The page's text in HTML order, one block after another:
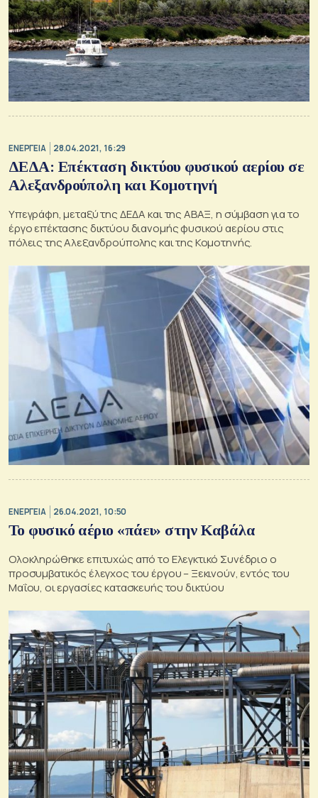
ΕΝΕΡΓΕΙΑ 28.04.2021, 16:29
ΔΕΔΑ: Επέκταση δικτύου φυσικού αερίου σε
Αλεξανδρούπολη και Κομοτηνή
Υπεγράφη, μεταξύ της ΔΕΔΑ και της ΑΒΑΞ, η σύμβαση για το
έργο επέκτασης δικτύου διανομής φυσικού αερίου στις
πόλεις της Αλεξανδρούπολης και της Κομοτηνής.
ΕΝΕΡΓΕΙΑ 26.04.2021, 10:50
Το φυσικό αέριο «πάει» στην Καβάλα
Ολοκληρώθηκε επιτυχώς από το Ελεγκτικό Συνέδριο ο
προσυμβατικός έλεγχος του έργου – Ξεκινούν, εντός του
Μαΐου, οι εργασίες κατασκευής του δικτύου